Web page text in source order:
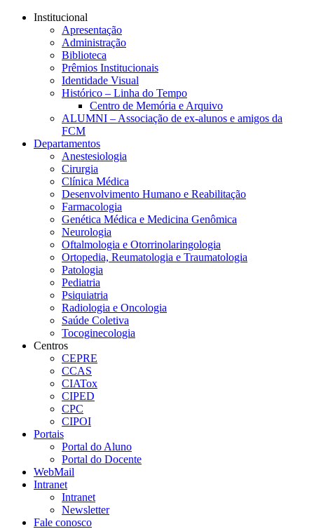
Conteúdo principal
Institucional
Apresentação
Administração
Biblioteca
Prêmios Institucionais
Identidade Visual
Histórico – Linha do Tempo
Centro de Memória e Arquivo
ALUMNI – Associação de ex-alunos e amigos da
FCM
Departamentos
Anestesiologia
Cirurgia
Clínica Médica
Desenvolvimento Humano e Reabilitação
Farmacologia
Genética Médica e Medicina Genômica
Neurologia
Oftalmologia e Otorrinolaringologia
Ortopedia, Reumatologia e Traumatologia
Patologia
Pediatria
Psiquiatria
Radiologia e Oncologia
Saúde Coletiva
Tocoginecologia
Centros
CEPRE
CCAS
CIATox
CIPED
CPC
CIPOI
Portais
Portal do Aluno
Portal do Docente
WebMail
Intranet
Intranet
Newsletter
Fale conosco